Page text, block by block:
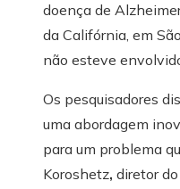
doença de
da Califórnia, em
não esteve
Os pesquisadores
uma abordagem
para um problema
Koroshetz, diretor